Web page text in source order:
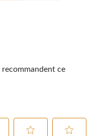
recommandent ce